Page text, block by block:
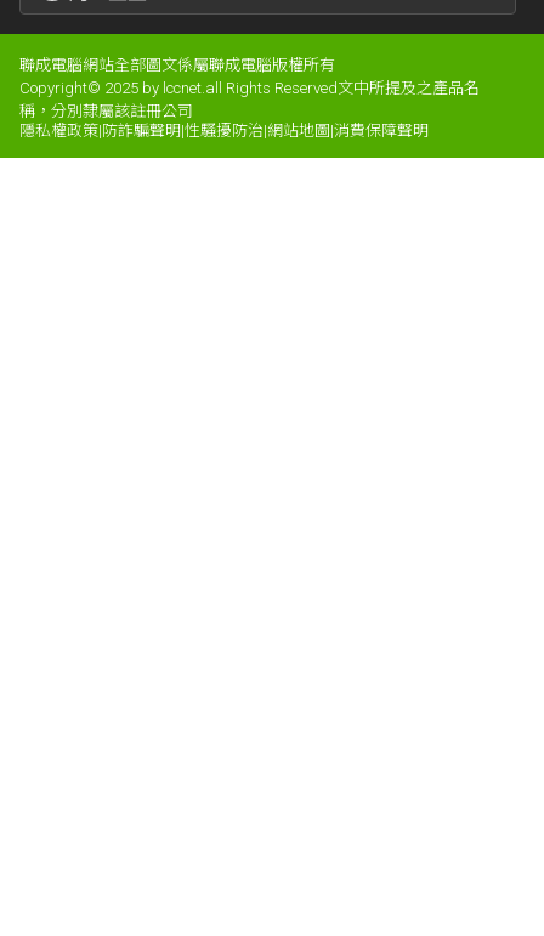
聯成電腦網站全部圖文係屬聯成電腦版權所有
Copyright© 2025 by lccnet.all Rights Reserved文中所提及之產品名
稱，分別隸屬該註冊公司
隱私權政策|防詐騙聲明|性騷擾防治|網站地圖 |消費保障聲明